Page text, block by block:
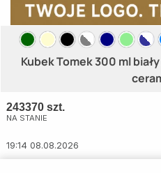
Kubek Tomek 300 ml
243370 szt.
NA STANIE
19:14 08.08.2026